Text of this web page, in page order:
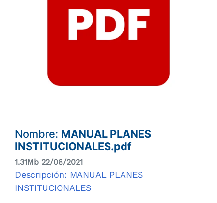
Nombre: MANUAL PLANES
INSTITUCIONALES.pdf
1.31Mb 22/08/2021
Descripción: MANUAL PLANES
INSTITUCIONALES